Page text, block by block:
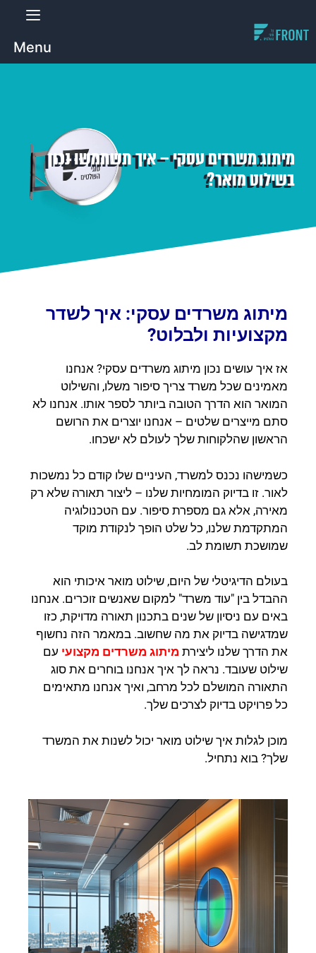
Menu
מיתוג משרדים עסקי – איך תשתמשו נכון
בשילוט מואר?
מיתוג משרדים עסקי: איך לשדר
מקצועיות ולבלוט?
אז איך עושים נכון מיתוג משרדים עסקי? אנחנו
מאמינים שכל משרד צריך סיפור משלו, והשילוט
המואר הוא הדרך הטובה ביותר לספר אותו. אנחנו לא
סתם מייצרים שלטים – אנחנו יוצרים את הרושם
הראשון שהלקוחות שלך לעולם לא ישכחו.
כשמישהו נכנס למשרד, העיניים שלו קודם כל נמשכות
לאור. זו בדיוק המומחיות שלנו – ליצור תאורה שלא רק
מאירה, אלא גם מספרת סיפור. עם הטכנולוגיה
המתקדמת שלנו, כל שלט הופך לנקודת מוקד
שמושכת תשומת לב.
בעולם הדיגיטלי של היום, שילוט מואר איכותי הוא
ההבדל בין "עוד משרד" למקום שאנשים זוכרים. אנחנו
באים עם ניסיון של שנים בתכנון תאורה מדויקת, כזו
שמדגישה בדיוק את מה שחשוב. במאמר הזה נחשוף
את הדרך שלנו ליצירת מיתוג משרדים מקצועי עם
שילוט שעובד. נראה לך איך אנחנו בוחרים את סוג
התאורה המושלם לכל מרחב, ואיך אנחנו מתאימים
כל פרויקט בדיוק לצרכים שלך.
מוכן לגלות איך שילוט מואר יכול לשנות את המשרד
שלך? בוא נתחיל.